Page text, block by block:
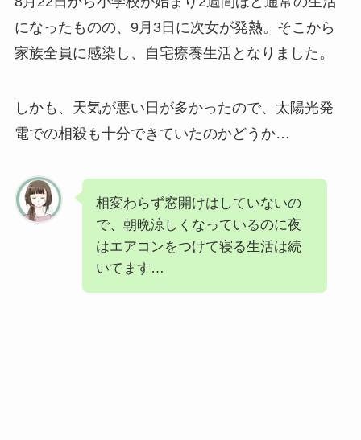
になったものの、9月3日に次女が発熱。そこから
家族全員に感染し、自宅療養生活となりました。
しかも、天気が悪い日が多かったので、太陽光発
電での相殺も十分できていたのかどうか…
相変わらず窓開けはしていないの
で、朝晩涼しくなっているのに夜
はエアコンをつけて寝る生活は続
いてます…